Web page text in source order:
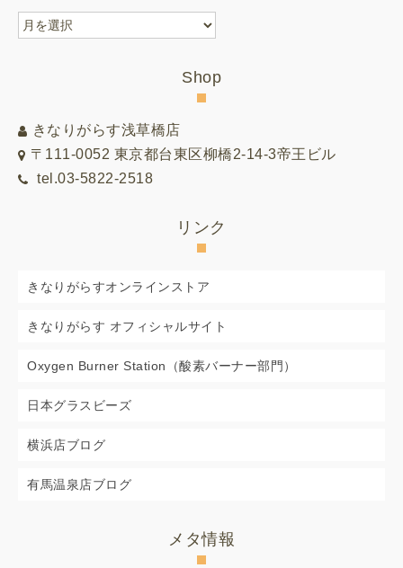
月
別
Shop
きなりがらす浅草橋店
〒111-0052 東京都台東区柳橋2-14-3帝王ビル
tel.03-5822-2518
リンク
きなりがらすオンラインストア
きなりがらす オフィシャルサイト
Oxygen Burner Station（酸素バーナー部門）
日本グラスビーズ
横浜店ブログ
有馬温泉店ブログ
メタ情報